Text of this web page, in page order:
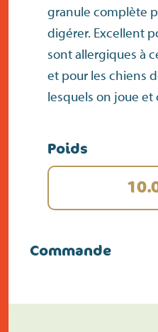
granule complète
digérer. Excellent
sont allergiques à
et pour les chiens
lesquels on joue
Poids
Commande